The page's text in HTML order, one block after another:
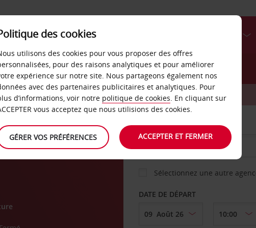
LIBRE-SERVICE
VOITURE
AGENCE DE DÉPART
Sélectionnez une autre
DATE DE DÉPART
des cookies
utilisons des cookies pour vous proposer des offres
pour des raisons analytiques et pour améliorer
expérience sur notre site. Nous partageons également nos
avec des partenaires publicitaires et analytiques. Pour
d’informations, voir notre politique de cookies. En cliquant sur
vous acceptez que nous utilisions des cookies.
GÉRER VOS PRÉFÉRENCES ACCEPTER ET FERMER